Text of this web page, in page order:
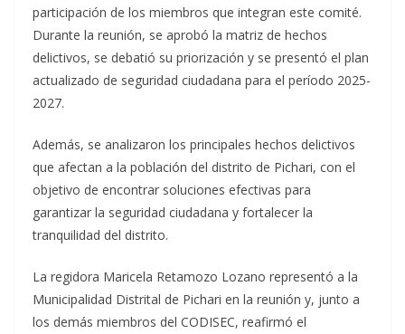
participación de los miembros que integran este comité.
Durante la reunión, se aprobó la matriz de hechos
delictivos, se debatió su priorización y se presentó el plan
actualizado de seguridad ciudadana para el período 2025-
2027.
Además, se analizaron los principales hechos delictivos
que afectan a la población del distrito de Pichari, con el
objetivo de encontrar soluciones efectivas para
garantizar la seguridad ciudadana y fortalecer la
tranquilidad del distrito.
La regidora Maricela Retamozo Lozano representó a la
Municipalidad Distrital de Pichari en la reunión y, junto a
los demás miembros del CODISEC, reafirmó el